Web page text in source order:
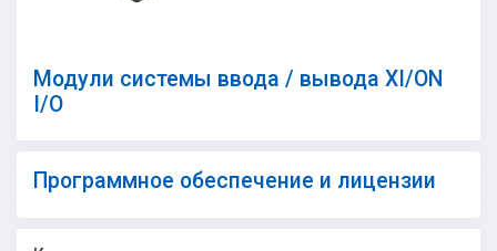
Модули системы ввода / вывода XI/ON
I/O
Программное обеспечение и лицензии